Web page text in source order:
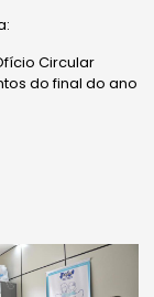
Circular
do final do ano